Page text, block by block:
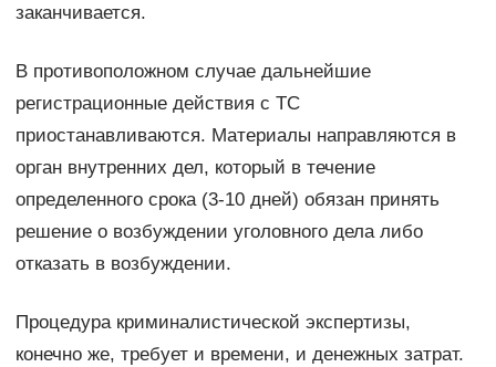
заканчивается.
В противоположном случае дальнейшие
регистрационные действия с ТС
приостанавливаются. Материалы направляются в
орган внутренних дел, который в течение
определенного срока (3-10 дней) обязан принять
решение о возбуждении уголовного дела либо
отказать в возбуждении.
Процедура криминалистической экспертизы,
конечно же, требует и времени, и денежных затрат.